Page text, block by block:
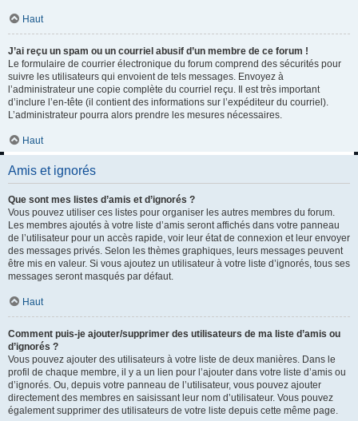
Haut
J’ai reçu un spam ou un courriel abusif d’un membre de ce forum !
Le formulaire de courrier électronique du forum comprend des sécurités pour
suivre les utilisateurs qui envoient de tels messages. Envoyez à
l’administrateur une copie complète du courriel reçu. Il est très important
d’inclure l’en-tête (il contient des informations sur l’expéditeur du courriel).
L’administrateur pourra alors prendre les mesures nécessaires.
Haut
Amis et ignorés
Que sont mes listes d’amis et d’ignorés ?
Vous pouvez utiliser ces listes pour organiser les autres membres du forum.
Les membres ajoutés à votre liste d’amis seront affichés dans votre panneau
de l’utilisateur pour un accès rapide, voir leur état de connexion et leur envoyer
des messages privés. Selon les thèmes graphiques, leurs messages peuvent
être mis en valeur. Si vous ajoutez un utilisateur à votre liste d’ignorés, tous ses
messages seront masqués par défaut.
Haut
Comment puis-je ajouter/supprimer des utilisateurs de ma liste d’amis ou
d’ignorés ?
Vous pouvez ajouter des utilisateurs à votre liste de deux manières. Dans le
profil de chaque membre, il y a un lien pour l’ajouter dans votre liste d’amis ou
d’ignorés. Ou, depuis votre panneau de l’utilisateur, vous pouvez ajouter
directement des membres en saisissant leur nom d’utilisateur. Vous pouvez
également supprimer des utilisateurs de votre liste depuis cette même page.